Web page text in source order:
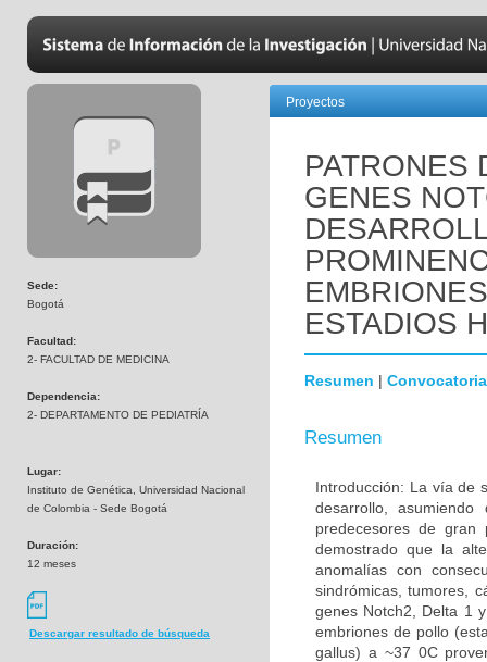
Sede:
Bogotá
Facultad:
2- FACULTAD DE MEDICINA
Dependencia:
2- DEPARTAMENTO DE PEDIATRÍA
Lugar:
Instituto de Genética, Universidad Nacional
de Colombia - Sede Bogotá
Duración:
12 meses
Descargar resultado de búsqueda
Proyectos
PATRONES
GENES
ESTADIOS
Resumen | Convocatoria
Resumen
Introducción: La vía de
desarrollo,
predecesores de gran
demostrado que la
anomalías con
sindrómicas, tumores,
genes Notch2, Delta 1
embriones de pollo
gallus) a ~37 0C